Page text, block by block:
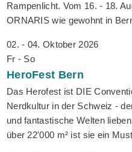
Rampenlicht. Vom 16. - 18.
ORNARIS wie gewohnt in
02. - 04. Oktober 2026
Fr - So
HeroFest Bern
Das Herofest ist DIE
Nerdkultur in der Schweiz -
und fantastische Welten
über 22'000 m² ist sie ein